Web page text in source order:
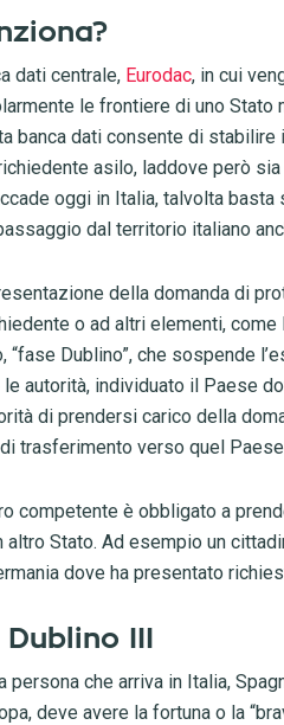
dati centrale, Eurodac, in cui
le frontiere di uno
banca dati consente di
asilo, laddove però
oggi in Italia, talvolta
dal territorio italiano
della domanda di
o ad altri elementi,
“fase Dublino”, che sospende
le autorità, individuato il Paese
di prendersi carico della
trasferimento verso quel
competente è obbligato a
altro Stato. Ad esempio un
dove ha presentato
III
persona che arriva in Italia,
deve avere la fortuna o la